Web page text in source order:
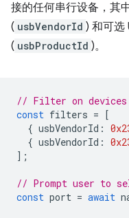
接的任何串行设备，其
( usbVendorId ) 和可选
( usbProductId )。
// Filter on devices
const filters = [
{ usbVendorId :
{ usbVendorId :
];
// Prompt user to
const port = await